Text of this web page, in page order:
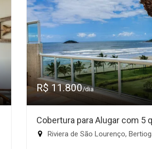
R$ 11.800/dia
Cobertura para Alugar com 5
Riviera de São Lourenço,